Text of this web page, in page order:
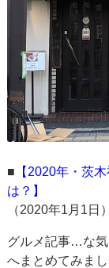
■ 【2020年・茨
は？】
（2020年1月1日）
グルメ記事…な気
へまとめてみまし